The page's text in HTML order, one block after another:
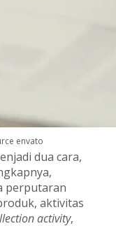
envato
dua cara,
perputaran
aktivitas
activity,